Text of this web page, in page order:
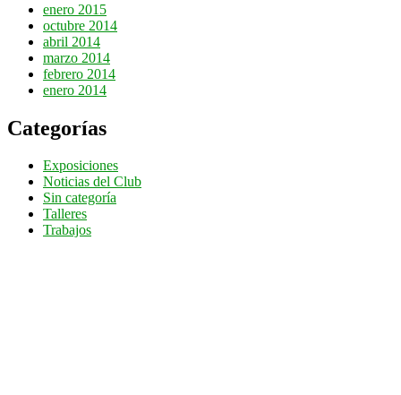
enero 2015
octubre 2014
abril 2014
marzo 2014
febrero 2014
enero 2014
Categorías
Exposiciones
Noticias del Club
Sin categoría
Talleres
Trabajos